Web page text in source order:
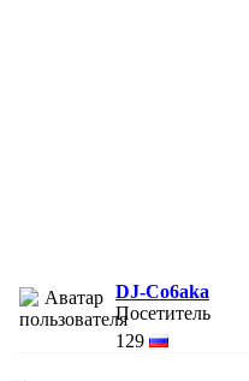
DJ-Co6aka
Посетитель
129